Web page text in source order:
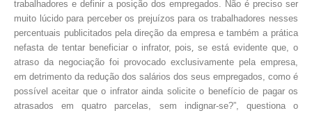
trabalhadores e definir a posição dos empregados. Não é preciso ser
muito lúcido para perceber os prejuízos para os trabalhadores nesses
percentuais publicitados pela direção da empresa e também a prática
nefasta de tentar beneficiar o infrator, pois, se está evidente que, o
atraso da negociação foi provocado exclusivamente pela empresa,
em detrimento da redução dos salários dos seus empregados , como é
possível aceitar que o infrator ainda solicite o benefício de pagar os
atrasados em quatro parcelas, sem indignar-se?”, questiona o